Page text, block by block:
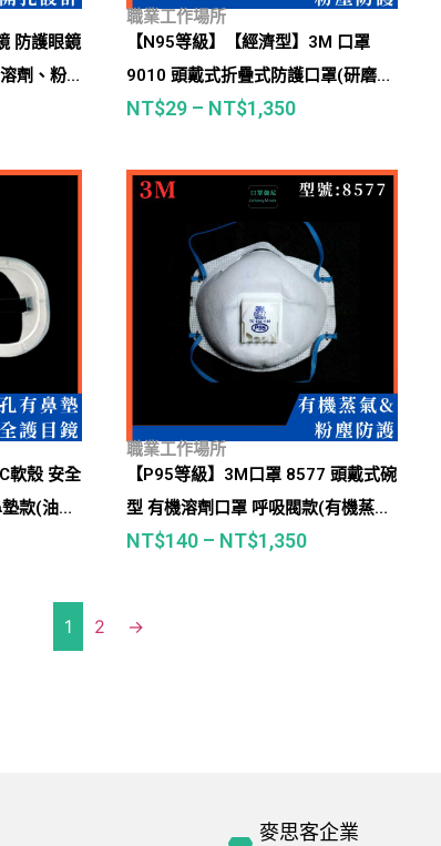
防護眼鏡
劑、粉
職業工作場所
【N95等級】【經濟型】3M 口罩
9010 頭戴式折疊式防護口罩(研磨、
粉塵、木屑、粒狀物汙染)
NT$29 – NT$1,350
軟殼 安全
款(油
粉塵、
職業工作場所
【P95等級】3M口罩 8577 頭戴式碗
型 有機溶劑口罩 呼吸閥款(有機蒸
氣、農藥、油煙、樹脂、低危害噴漆
NT$140 – NT$1,350
1 2 →
麥思客企業